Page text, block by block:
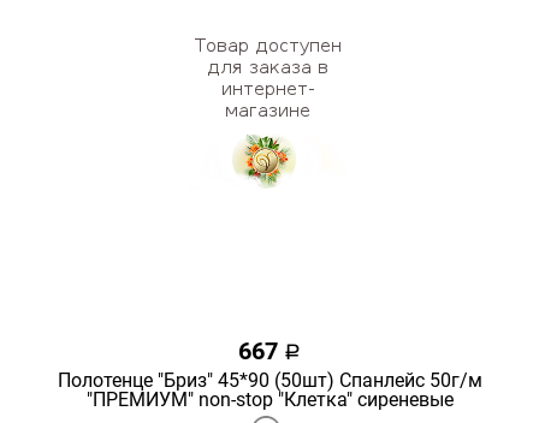
667 a
Полотенце "Бриз" 45*90 (50шт) Спанлейс 50г/м
"ПРЕМИУМ" non-stop "Клетка" сиреневые